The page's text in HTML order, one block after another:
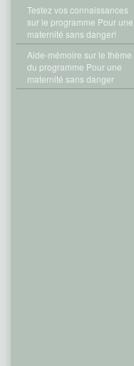
Testez vos connaissances
sur le programme Pour une
maternité sans danger!
Aide-mémoire sur le thème
du programme Pour une
maternité sans danger